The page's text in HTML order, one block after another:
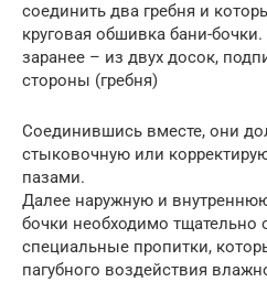
соединить два гребня и
круговая обшивка бани-
заранее – из двух досок,
стороны (гребня)
Соединившись вместе, они
стыковочную или
пазами.
Далее наружную и
бочки необходимо тщательно
специальные пропитки,
пагубного воздействия